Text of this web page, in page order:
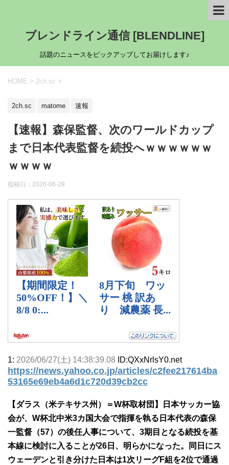
ブレンドライン通信 [BLENDLINE]
話題のニュースをピックアップしてお届けします♪
HOME > 2ch.sc >
2ch.sc matome 速報
【速報】森保監督、次のワールドカップ
まで日本代表監督を続投へｗｗｗｗｗｗ
ｗｗｗｗ
投稿日： 2026-06-29
1: 2026/06/27(土) 14:38:39.08 ID:QXxNrlsY0.net
https://news.yahoo.co.jp/articles/c2fee217614ba
53165e69eb4a6d1c720d39cb2cc
【ダラス（米テキサス州）＝W杯取材団】日本サッカー協
会が、W杯北中米3カ国大会で指揮を執る日本代表の森保
一監督（57）の後任人事について、3期目となる続投を基
本線に検討に入ることが26日、明らかになった。同日にス
ウェーデンと引き分けた日本は1次リーグF組を2位で通過